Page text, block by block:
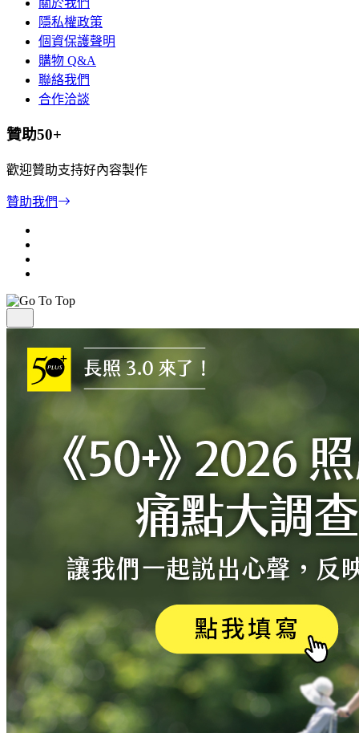
隱私權政策
個資保護聲明
購物 Q&A
聯絡我們
合作洽談
贊助50+
歡迎贊助支持好內容製作
贊助我們